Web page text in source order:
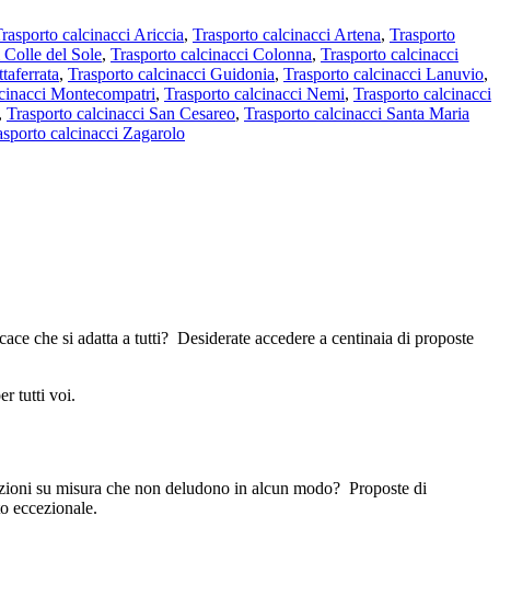
calcinacci Ariccia, Trasporto calcinacci Artena, Trasporto
Colle del Sole, Trasporto calcinacci Colonna, Trasporto calcinacci
, Trasporto calcinacci Guidonia, Trasporto calcinacci Lanuvio,
Montecompatri, Trasporto calcinacci Nemi, Trasporto calcinacci
, Trasporto calcinacci San Cesareo, Trasporto calcinacci Santa Maria
calcinacci Zagarolo
che si adatta a tutti? Desiderate accedere a centinaia di proposte
tutti voi.
su misura che non deludono in alcun modo? Proposte di
eccezionale.